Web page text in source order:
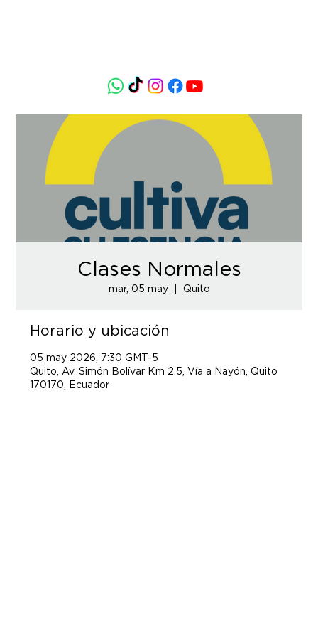
Clases Normales
mar, 05 may
  |
Quito
Horario y ubicación
05 may 2026, 7:30 GMT-5
Quito, Av. Simón Bolívar Km 2.5, Vía a Nayón, Quito
170170, Ecuador